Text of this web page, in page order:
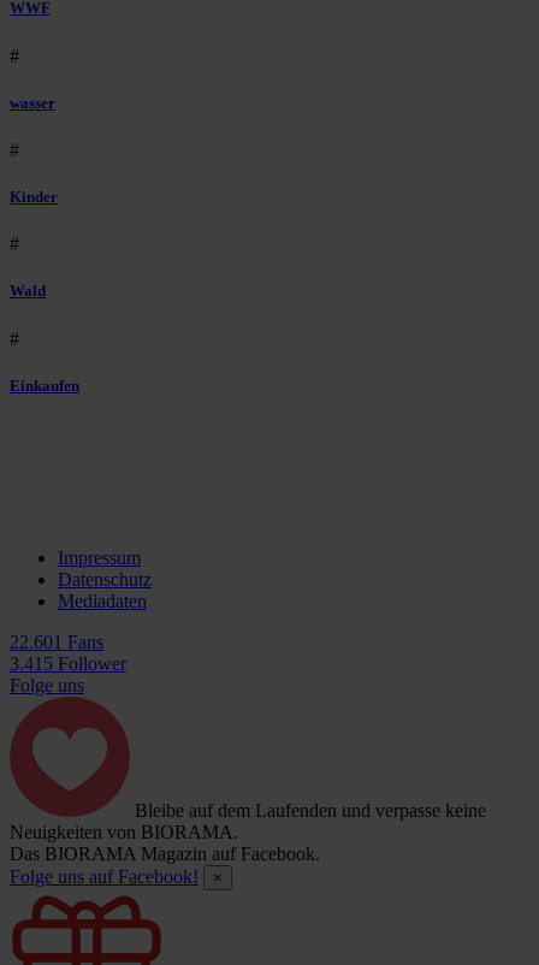
WWF
#
wasser
#
Kinder
#
Wald
#
Einkaufen
Impressum
Datenschutz
Mediadaten
22.601 Fans
3.415 Follower
Folge uns
Bleibe auf dem Laufenden und verpasse keine
Neuigkeiten von BIORAMA.
Das BIORAMA Magazin auf Facebook.
Folge uns auf Facebook!
×